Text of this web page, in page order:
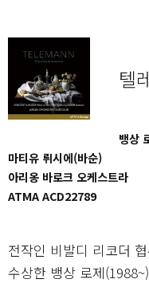
텔
뱅상
마티유 뤼시에(바순)
아리옹 바로크 오케스트라
ATMA ACD22789
전작인 비발디 리코더
수상한 뱅상 로제